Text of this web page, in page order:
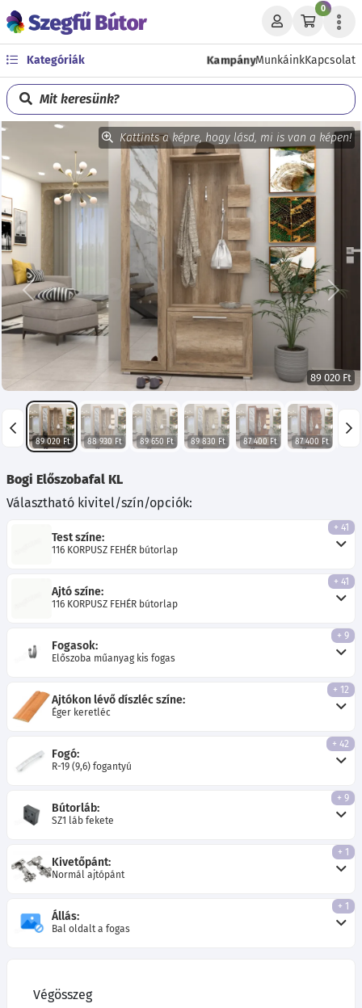
0
Kategóriák KampányMunkáinkKapcsolat
Mit keresünk?
Kattints a képre, hogy lásd, mi is van a képen!
89 020 Ft
Előző
89 020 Ft 88 930 Ft 89 650 Ft 89 830 Ft 87 400 Ft 87 400 Ft
Bogi Előszobafal KL
Választható kivitel/szín/opciók:
Test színe:
116 KORPUSZ FEHÉR bútorlap
+ 41
Ajtó színe:
116 KORPUSZ FEHÉR bútorlap
+ 41
Fogasok:
Előszoba műanyag kis fogas
+ 9
Ajtókon lévő díszléc színe:
Éger keretléc
+ 12
Fogó:
R-19 (9,6) fogantyú
+ 42
Bútorláb:
SZ1 láb fekete
+ 9
Kivetőpánt:
Normál ajtópánt
+ 1
Állás:
Bal oldalt a fogas
+ 1
Végösszeg